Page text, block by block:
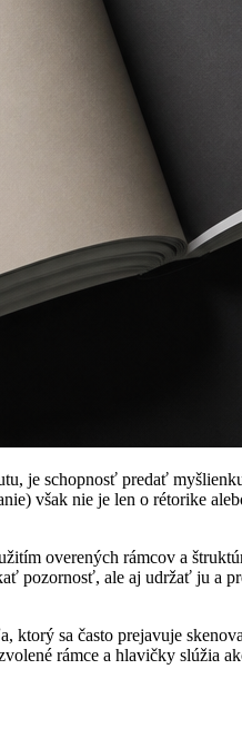
je schopnosť predať
však nie je len o rétorike
overených rámcov a
pozornosť, ale aj udržať ju a
sa často prejavuje
rámce a hlavičky slúžia